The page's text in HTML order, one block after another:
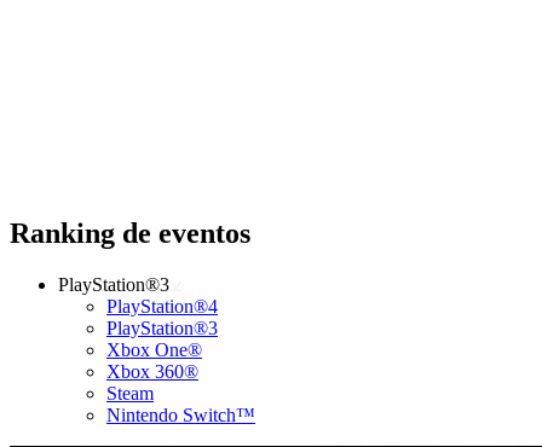
Ranking de eventos
PlayStation®3
PlayStation®4
PlayStation®3
Xbox One®
Xbox 360®
Steam
Nintendo Switch™